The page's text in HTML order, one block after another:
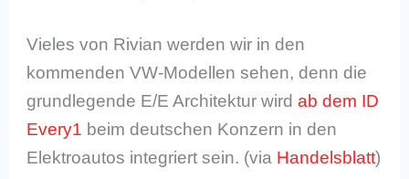
Vieles von Rivian werden wir in den
kommenden VW-Modellen sehen, denn die
grundlegende E/E Architektur wirdab dem ID
Every1 beim deutschen Konzern in den
Elektroautos integriert sein. (via Handelsblatt)